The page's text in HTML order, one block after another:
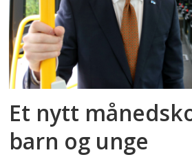
Et nytt
barn og unge